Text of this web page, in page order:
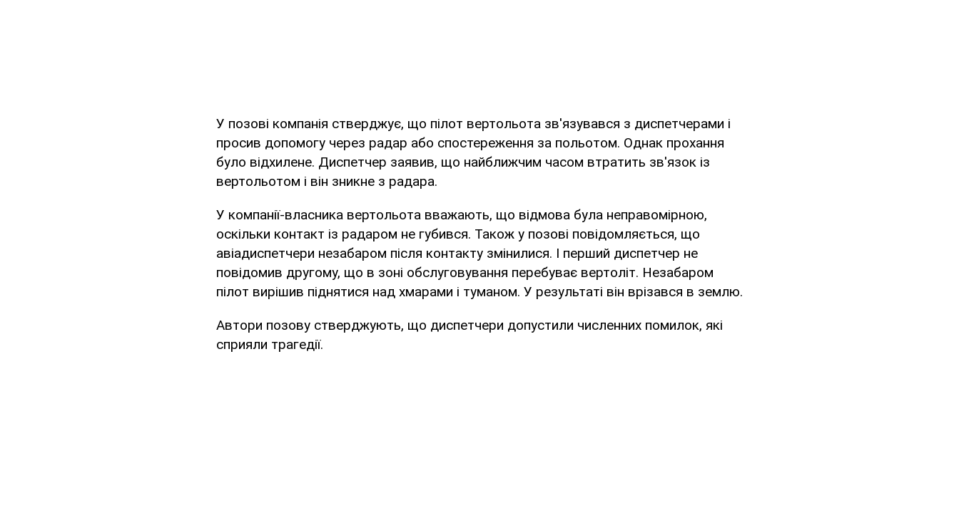
У позові компанія стверджує, що пілот вертольота зв'язувався з диспетчерами і
просив допомогу через радар або спостереження за польотом. Однак прохання
було відхилене. Диспетчер заявив, що найближчим часом втратить зв'язок із
вертольотом і він зникне з радара.
У компанії-власника вертольота вважають, що відмова була неправомірною,
оскільки контакт із радаром не губився. Також у позові повідомляється, що
авіадиспетчери незабаром після контакту змінилися. І перший диспетчер не
повідомив другому, що в зоні обслуговування перебуває вертоліт. Незабаром
пілот вирішив піднятися над хмарами і туманом. У результаті він врізався в землю.
Автори позову стверджують, що диспетчери допустили численних помилок, які
сприяли трагедії.